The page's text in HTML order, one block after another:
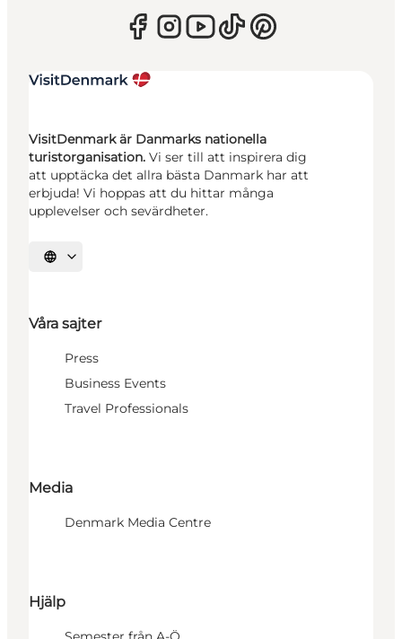
VisitDenmark är Danmarks nationella
turistorganisation. Vi ser till att inspirera dig
att upptäcka det allra bästa Danmark har att
erbjuda! Vi hoppas att du hittar många
upplevelser och sevärdheter.
Välj språk
Våra sajter
Press
Business Events
Travel Professionals
Media
Denmark Media Centre
Hjälp